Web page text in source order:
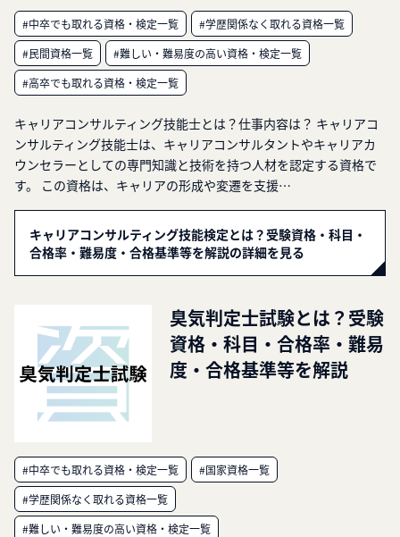
#中卒でも取れる資格・検定一覧
#学歴関係なく取れる資格一覧
#民間資格一覧
#難しい・難易度の高い資格・検定一覧
#高卒でも取れる資格・検定一覧
キャリアコンサルティング技能士とは？仕事内容は？ キャリアコ
ンサルティング技能士は、キャリアコンサルタントやキャリアカ
ウンセラーとしての専門知識と技術を持つ人材を認定する資格で
す。 この資格は、キャリアの形成や変遷を支援…
キャリアコンサルティング技能検定とは？受験資格・科目・
合格率・難易度・合格基準等を解説の詳細を見る
臭気判定士試験とは？受験
資格・科目・合格率・難易
度・合格基準等を解説
#中卒でも取れる資格・検定一覧
#国家資格一覧
#学歴関係なく取れる資格一覧
#難しい・難易度の高い資格・検定一覧